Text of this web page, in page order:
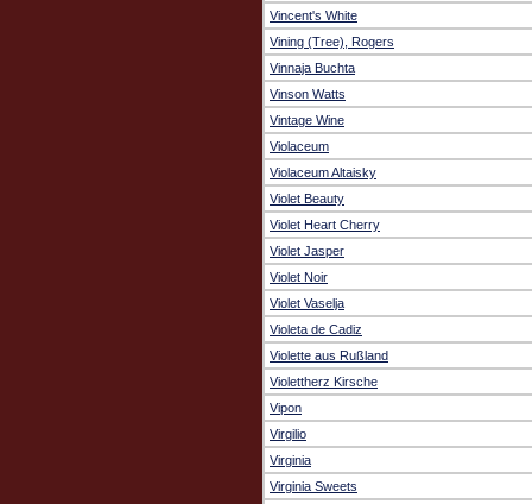
Vincent's White
Vining (Tree), Rogers
Vinnaja Buchta
Vinson Watts
Vintage Wine
Violaceum
Violaceum Altaisky
Violet Beauty
Violet Heart Cherry
Violet Jasper
Violet Noir
Violet Vaselja
Violeta de Cadiz
Violette aus Rußland
Violettherz Kirsche
Vipon
Virgilio
Virginia
Virginia Sweets